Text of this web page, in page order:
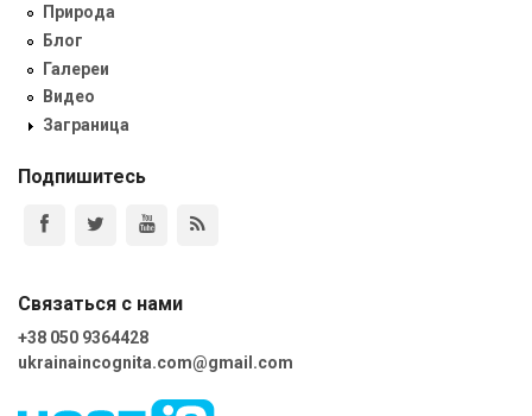
Природа
Блог
Галереи
Видео
Заграница
Подпишитесь
Связаться с нами
+38 050 9364428
ukrainaincognita.com@gmail.com